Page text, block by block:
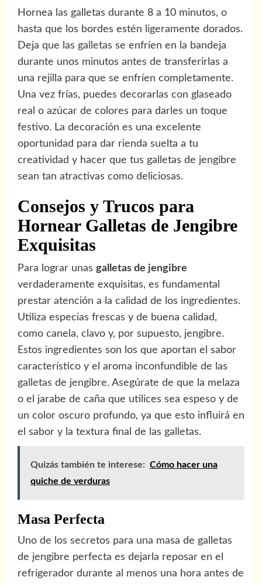
Hornea las galletas durante 8 a 10 minutos, o
hasta que los bordes estén ligeramente dorados.
Deja que las galletas se enfríen en la bandeja
durante unos minutos antes de transferirlas a
una rejilla para que se enfríen completamente.
Una vez frías, puedes decorarlas con glaseado
real o azúcar de colores para darles un toque
festivo. La decoración es una excelente
oportunidad para dar rienda suelta a tu
creatividad y hacer que tus galletas de jengibre
sean tan atractivas como deliciosas.
Consejos y Trucos para
Hornear Galletas de Jengibre
Exquisitas
Para lograr unas galletas de jengibre
verdaderamente exquisitas, es fundamental
prestar atención a la calidad de los ingredientes.
Utiliza especias frescas y de buena calidad,
como canela, clavo y, por supuesto, jengibre.
Estos ingredientes son los que aportan el sabor
característico y el aroma inconfundible de las
galletas de jengibre. Asegúrate de que la melaza
o el jarabe de caña que utilices sea espeso y de
un color oscuro profundo, ya que esto influirá en
el sabor y la textura final de las galletas.
Quizás también te interese: Cómo hacer una
quiche de verduras
Masa Perfecta
Uno de los secretos para una masa de galletas
de jengibre perfecta es dejarla reposar en el
refrigerador durante al menos una hora antes de